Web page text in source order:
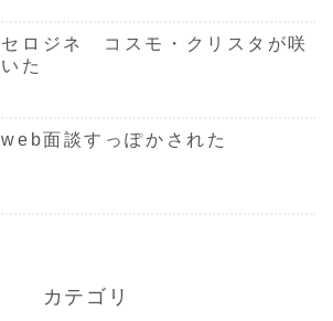
セロジネ コスモ・クリスタが咲
いた
web面談すっぽかされた
カテゴリ